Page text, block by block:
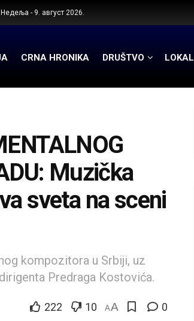
Недеља - 9. август 2026.
CRNA HRONIKA DRUŠTVO LOKAL
Muzička
sveta na sceni
kompozitora u Srbiji, uz
Predraga Kostovića.
222 10 AA 0